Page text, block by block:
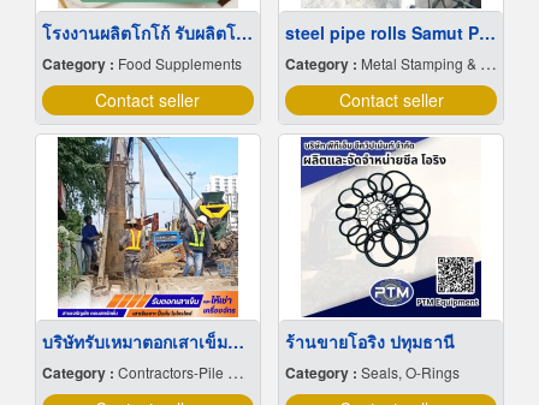
โรงงานผลิตโกโก้ รับผลิตโกโก้
Category : Food Supplements
Contact seller
steel pipe rolls Samut Prakan
Category : Metal Stamping & Cutting
Contact seller
บริษัทรับเหมาตอกเสาเข็มและเจาะเสาเข็ม โครงการขนาดใหญ่
Category : Contractors-Pile Driving
ร้านขายโอริง ปทุมธานี
Category : Seals, O-Rings